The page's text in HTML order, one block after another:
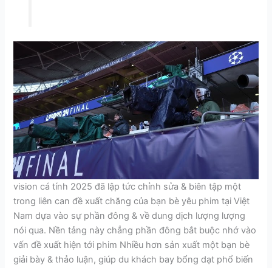
vision cá tính 2025 đã lập tức chỉnh sửa & biên tập một
trong liên can đề xuất chăng của bạn bè yêu phim tại Việt
Nam dựa vào sự phần đông & về dung dịch lượng lượng
nói qua. Nền tảng này chẳng phần đông bắt buộc nhớ vào
vấn đề xuất hiện tới phim Nhiều hơn sản xuất một bạn bè
giải bày & thảo luận, giúp du khách bay bổng dạt phổ biến